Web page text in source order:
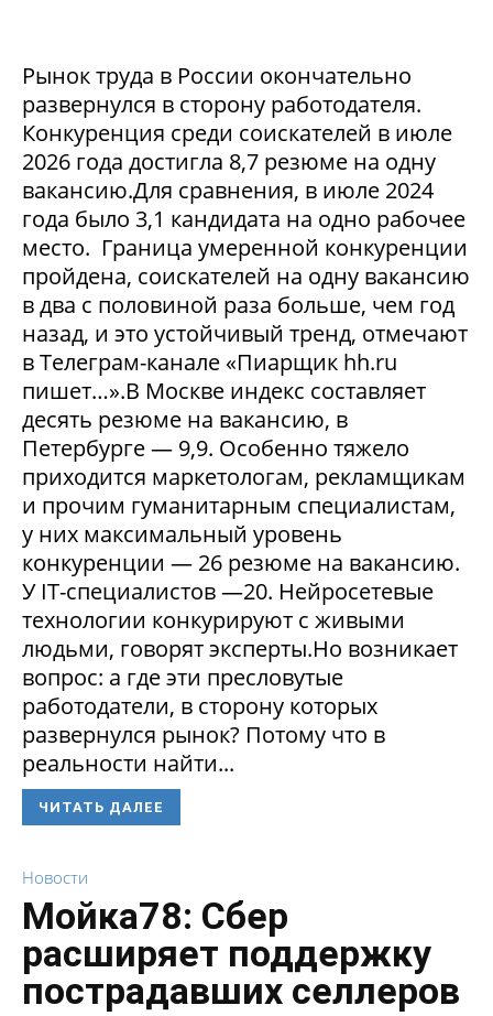
Рынок труда в России окончательно
развернулся в сторону работодателя.
Конкуренция среди соискателей в июле
2026 года достигла 8,7 резюме на одну
вакансию.Для сравнения, в июле 2024
года было 3,1 кандидата на одно рабочее
место. Граница умеренной конкуренции
пройдена, соискателей на одну вакансию
в два с половиной раза больше, чем год
назад, и это устойчивый тренд, отмечают
в Телеграм-канале «Пиарщик hh.ru
пишет…».В Москве индекс составляет
десять резюме на вакансию, в
Петербурге — 9,9. Особенно тяжело
приходится маркетологам, рекламщикам
и прочим гуманитарным специалистам,
у них максимальный уровень
конкуренции — 26 резюме на вакансию.
У IT-специалистов —20. Нейросетевые
технологии конкурируют с живыми
людьми, говорят эксперты.Но возникает
вопрос: а где эти пресловутые
работодатели, в сторону которых
развернулся рынок? Потому что в
реальности найти...
ЧИТАТЬ ДАЛЕЕ
Новости
Мойка78: Сбер
расширяет поддержку
пострадавших селлеров